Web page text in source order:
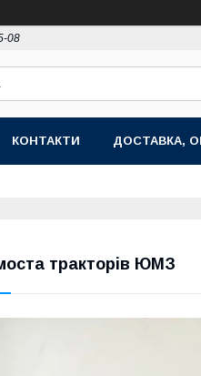
08
КОНТАКТИ ДОСТАВКА,
тракторів ЮМЗ